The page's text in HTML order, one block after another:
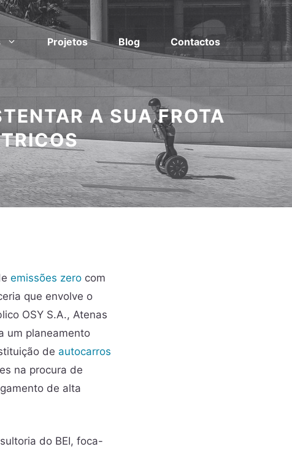
Projetos Blog Contactos
A SUA FROTA
emissões zero com
que envolve o
OSY S.A., Atenas
um planeamento
de autocarros
na procura de
de alta
do BEI, foca-